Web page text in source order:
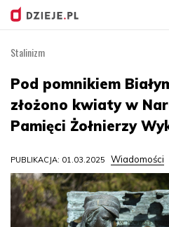
Stalinizm
Pod pomnikiem
złożono kwiaty w
Pamięci Żołnierzy
PUBLIKACJA: 01.03.2025 Wiadomości